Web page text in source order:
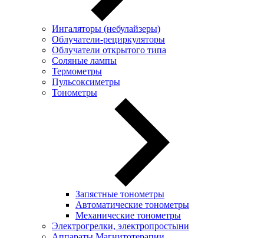
Ингаляторы (небулайзеры)
Oблучатели-рециркуляторы
Облучатели открытого типа
Соляные лампы
Термометры
Пульсоксиметры
Тонометры
Запястные тонометры
Автоматические тонометры
Механические тонометры
Электрогрелки, электропростыни